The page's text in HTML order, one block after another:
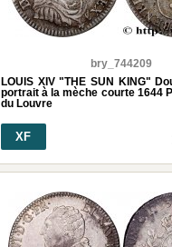
bry_744209
LOUIS XIV "THE SUN KING"
portrait à la mèche courte 1644
du Louvre
XF